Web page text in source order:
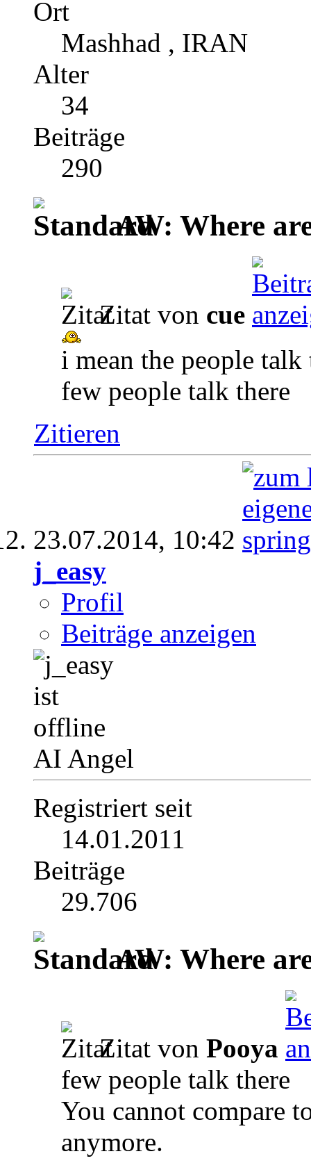
Ort
Mashhad , IRAN
Alter
34
Beiträge
290
AW: Where
Zitat von cue
i mean the people talk
few people talk there
Zitieren
23.07.2014, 10:42
j_easy
Profil
Beiträge anzeigen
AI Angel
Registriert seit
14.01.2011
Beiträge
29.706
AW: Where
Zitat von Pooya
few people talk there
You cannot compare
anymore.